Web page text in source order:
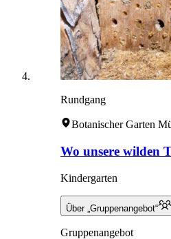
Rundgang
Botanischer Garten
Wo unsere wilden
Kindergarten
Über „Gruppenangebot“
Gruppenangebot